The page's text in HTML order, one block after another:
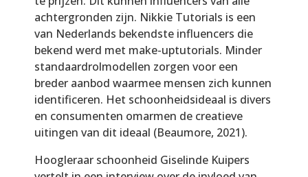
achtergronden zijn. Nikkie Tutorials is een
van Nederlands bekendste influencers die
bekend werd met make-uptutorials. Minder
standaardrolmodellen zorgen voor een
breder aanbod waarmee mensen zich kunnen
identificeren. Het schoonheidsideaal is divers
en consumenten omarmen de creatieve
uitingen van dit ideaal (Beaumore, 2021).
Hoogleraar schoonheid Giselinde Kuipers